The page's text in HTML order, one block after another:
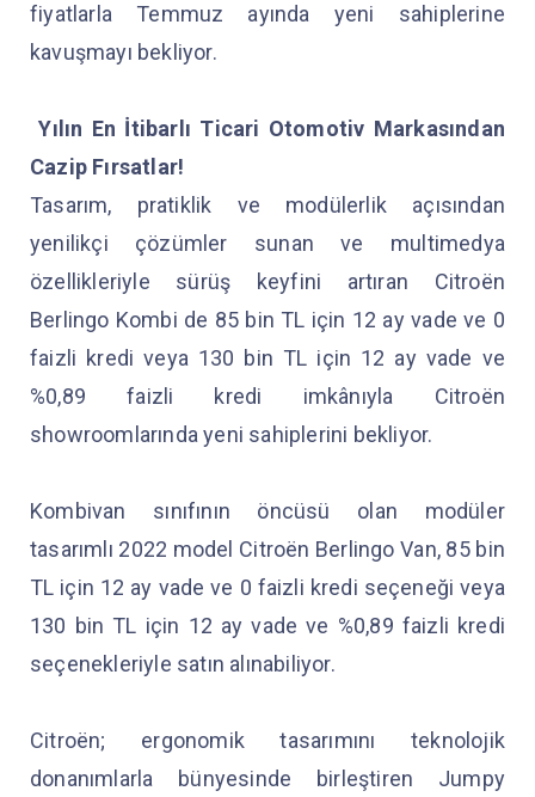
fiyatlarla Temmuz ayında yeni sahiplerine
kavuşmayı bekliyor.
Yılın En İtibarlı Ticari Otomotiv Markasından
Cazip Fırsatlar!
Tasarım, pratiklik ve modülerlik açısından
yenilikçi çözümler sunan ve multimedya
özellikleriyle sürüş keyfini artıran Citroën
Berlingo Kombi de 85 bin TL için 12 ay vade ve 0
faizli kredi veya 130 bin TL için 12 ay vade ve
%0,89 faizli kredi imkânıyla Citroën
showroomlarında yeni sahiplerini bekliyor.
Kombivan sınıfının öncüsü olan modüler
tasarımlı 2022 model Citroën Berlingo Van, 85 bin
TL için 12 ay vade ve 0 faizli kredi seçeneği veya
130 bin TL için 12 ay vade ve %0,89 faizli kredi
seçenekleriyle satın alınabiliyor.
Citroën; ergonomik tasarımını teknolojik
donanımlarla bünyesinde birleştiren Jumpy